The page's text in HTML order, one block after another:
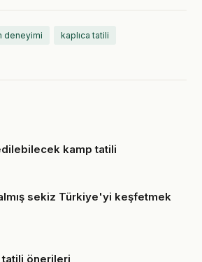
deneyimi kaplıca tatili
kamp tatili
sekiz Türkiye'yi keşfetmek
önerileri